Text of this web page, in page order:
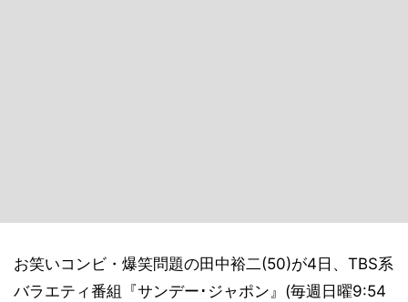
お笑いコンビ・爆笑問題の田中裕二(50)が4日、TBS系
バラエティ番組『サンデー･ジャポン』(毎週日曜9:54